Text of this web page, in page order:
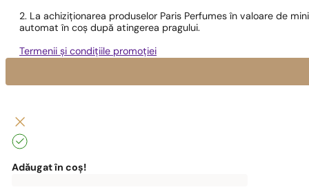
2. La achiziționarea produselor Paris Perfumes în valoare de
automat în coș după atingerea pragului.
Termenii și condițiile promoției
Adăugat în coș!